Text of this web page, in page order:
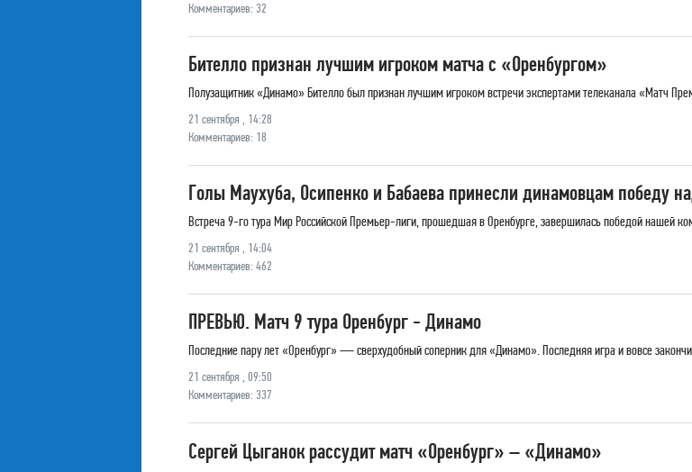
Комментариев: 32
Бителло признан лучшим игроком матча с «Оренбургом»
Полузащитник «Динамо» Бителло был признан лучшим игроком встречи экспертами телеканала «Матч
21 сентября , 14:28
Комментариев: 18
Голы Маухуба, Осипенко и Бабаева принесли динамовцам победу
Встреча 9-го тура Мир Российской Премьер-лиги, прошедшая в Оренбурге, завершилась победой нашей
21 сентября , 14:04
Комментариев: 462
ПРЕВЬЮ. Матч 9 тура Оренбург - Динамо
Последние пару лет «Оренбург» — сверхудобный соперник для «Динамо». Последняя игра и вовсе
21 сентября , 09:50
Комментариев: 337
Сергей Цыганок рассудит матч «Оренбург» – «Динамо»